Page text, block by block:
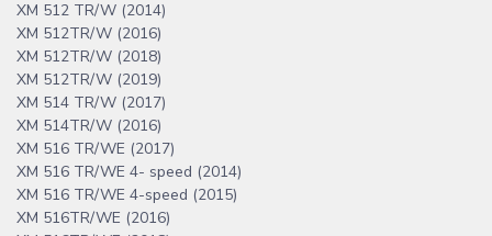
XM 512 TR/W (2014)
XM 512TR/W (2016)
XM 512TR/W (2018)
XM 512TR/W (2019)
XM 514 TR/W (2017)
XM 514TR/W (2016)
XM 516 TR/WE (2017)
XM 516 TR/WE 4- speed (2014)
XM 516 TR/WE 4-speed (2015)
XM 516TR/WE (2016)